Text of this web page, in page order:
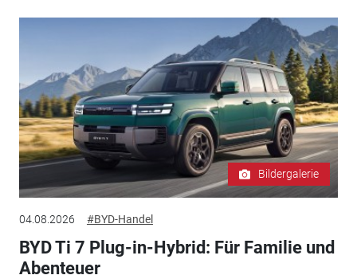
Bildergalerie
04.08.2026 #BYD-Handel
BYD Ti 7 Plug-in-Hybrid: Für Familie und
Abenteuer